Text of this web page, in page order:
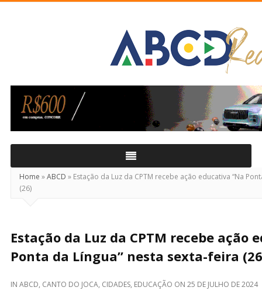
Real
Home »ABCD » Estação da Luz da CPTM recebe ação educativa “Na
(26)
Estação da Luz da CPTM recebe ação
Ponta da Língua” nesta sexta-feira
IN ABCD, CANTO DO JOCA, CIDADES, EDUCAÇÃO ON 25 DE JULHO DE 2024